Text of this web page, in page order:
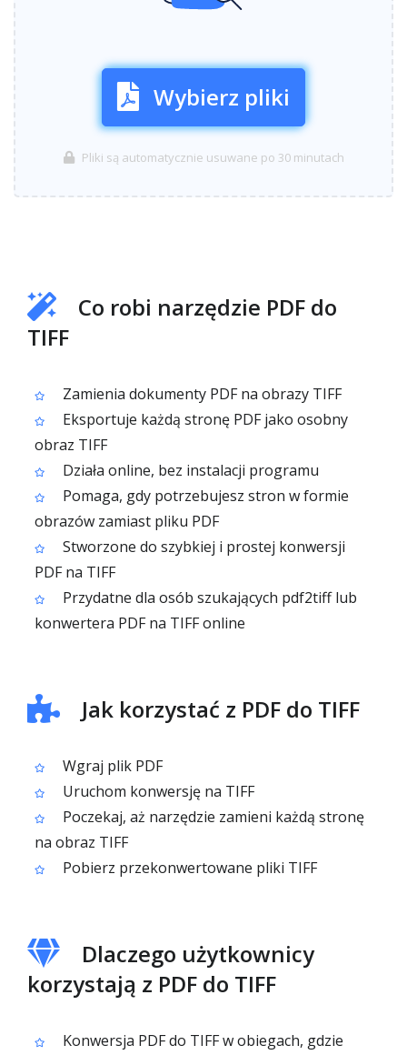
Wybierz pliki
Pliki są automatycznie usuwane po 30 minutach
Co robi narzędzie PDF do
TIFF
Zamienia dokumenty PDF na obrazy TIFF
Eksportuje każdą stronę PDF jako osobny
obraz TIFF
Działa online, bez instalacji programu
Pomaga, gdy potrzebujesz stron w formie
obrazów zamiast pliku PDF
Stworzone do szybkiej i prostej konwersji
PDF na TIFF
Przydatne dla osób szukających pdf2tiff lub
konwertera PDF na TIFF online
Jak korzystać z PDF do TIFF
Wgraj plik PDF
Uruchom konwersję na TIFF
Poczekaj, aż narzędzie zamieni każdą stronę
na obraz TIFF
Pobierz przekonwertowane pliki TIFF
Dlaczego użytkownicy
korzystają z PDF do TIFF
Konwersja PDF do TIFF w obiegach, gdzie